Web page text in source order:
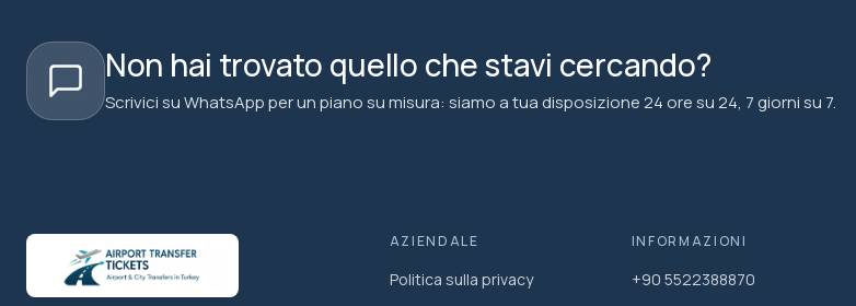
Non hai trovato quello che stavi cercando?
Scrivici su WhatsApp per un piano su misura: siamo a tua disposizione 24 ore su 24, 7 giorni su 7.
AZIENDALE
Politica sulla privacy
INFORMAZIONI
+90 5522388870